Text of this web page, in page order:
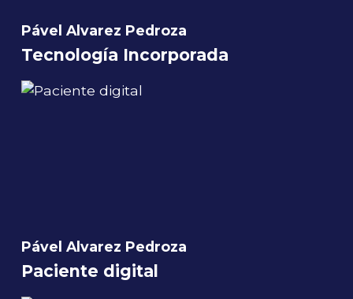
Pável Alvarez Pedroza
Tecnología Incorporada
Pável Alvarez Pedroza
Paciente digital